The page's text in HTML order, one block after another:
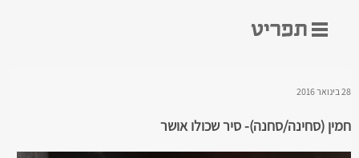
28 בינואר 2016
חמין (סחינה/סחנה)- סיר שכולו אושר